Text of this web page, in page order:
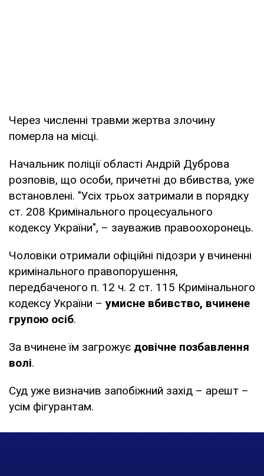
Через численні травми жертва злочину
померла на місці.
Начальник поліції області Андрій Дуброва
розповів, що особи, причетні до вбивства, уже
встановлені. "Усіх трьох затримали в порядку
ст. 208 Кримінального процесуального
кодексу України", – зауважив правоохоронець.
Чоловіки отримали офіційні підозри у вчиненні
кримінального правопорушення,
передбаченого п. 12 ч. 2 ст. 115 Кримінального
кодексу України – умисне вбивство, вчинене
групою осіб.
За вчинене їм загрожує довічне позбавлення
волі.
Суд уже визначив запобіжний захід – арешт –
усім фігурантам.